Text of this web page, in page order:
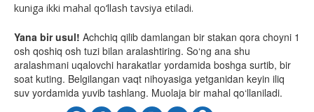
kuniga ikki mahal qo‘llash tavsiya etiladi.
Yana bir usul! Achchiq qilib damlangan bir stakan qora choyni 1
osh qoshiq osh tuzi bilan aralashtiring. So‘ng ana shu
aralashmani uqalovchi harakatlar yordamida boshga surtib, bir
soat kuting. Belgilangan vaqt nihoyasiga yetganidan keyin iliq
suv yordamida yuvib tashlang. Muolaja bir mahal qo‘llaniladi.